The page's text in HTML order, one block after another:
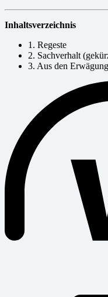
Inhaltsverzeichnis
1. Regeste
2. Sachverhalt
3. Aus den